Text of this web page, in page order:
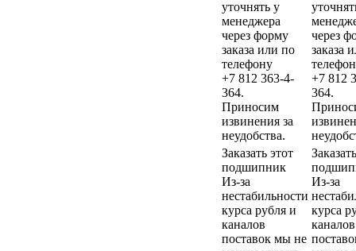
уточнять у
менеджера
через форму
заказа или по
телефону
+7 812 363-4-
364.
Приносим
извинения за
неудобства.
через
заказа
+7 812
364.
Заказать этот
подшипник
Из-за
нестабильности
курса рубля и
каналов
поставок мы не
Из-за
курса
каналов